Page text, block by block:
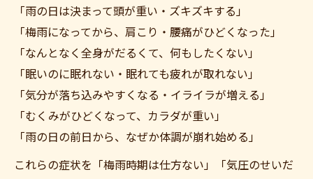
「雨の日は決まって頭が重い・ズキズキする」
「梅雨になってから、肩こり・腰痛がひどくなった」
「なんとなく全身がだるくて、何もしたくない」
「眠いのに眠れない・眠れても疲れが取れない」
「気分が落ち込みやすくなる・イライラが増える」
「むくみがひどくなって、カラダが重い」
「雨の日の前日から、なぜか体調が崩れ始める」
これらの症状を「梅雨時期は仕方ない」「気圧のせいだ